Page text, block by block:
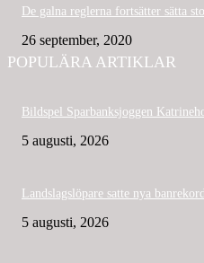
De galna reglerna fortsätter sätta
26 september, 2020
POPULÄRA ARTIKLAR
Bildspel Sparbanksjoggen
5 augusti, 2026
Landslagslöpare satte nya
5 augusti, 2026